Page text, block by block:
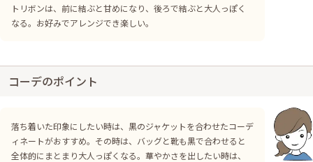
トリボンは、前に結ぶと甘めになり、後ろで結ぶと大人っぽく
なる。お好みでアレンジでき楽しい。
コーデのポイント
落ち着いた印象にしたい時は、黒のジャケットを合わせたコーデ
ィネートがおすすめ。その時は、バッグと靴も黒で合わせると
全体的にまとまり大人っぽくなる。華やかさを出したい時は、